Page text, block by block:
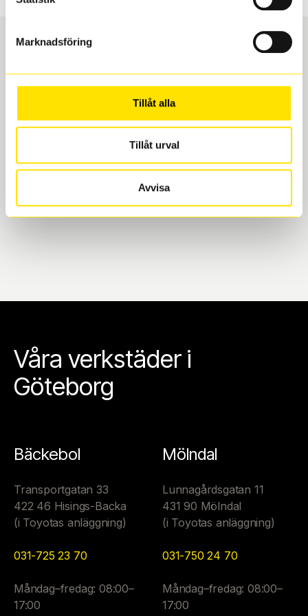
Marknadsföring
Tillåt alla
Tillåt urval
Avvisa
Boka och hämta hos Däckspecialen
När du beställer dina nya däck eller fälgar hos oss
levereras de direkt till någon av våra däckverkstäder i
Göteborg. Välj mellan Hisingen (Bäckebol) eller
Mölndal. I beställningen anger du datum och tid för
vi till att de uppfyller alla krav för en säker körning.
Våra verkstäder i
Göteborg
Bäckebol
Transportgatan 33
422 46 Hisings-Backa
(i Toyotas anläggning)
031-725 23 70
Måndag–fredag: 08:00–
17:00
Mölndal
Lunnagårdsgatan 11
431 90 Mölndal
(i Toyotas anläggning)
031-750 24 70
Måndag–fredag: 08:00–
17:00